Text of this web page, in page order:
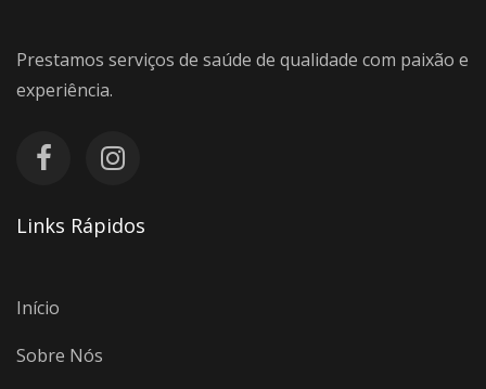
Prestamos serviços de saúde de qualidade com paixão e
experiência.
Links Rápidos
Início
Sobre Nós